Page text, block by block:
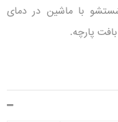
با ماشین در دمای
پارچه.